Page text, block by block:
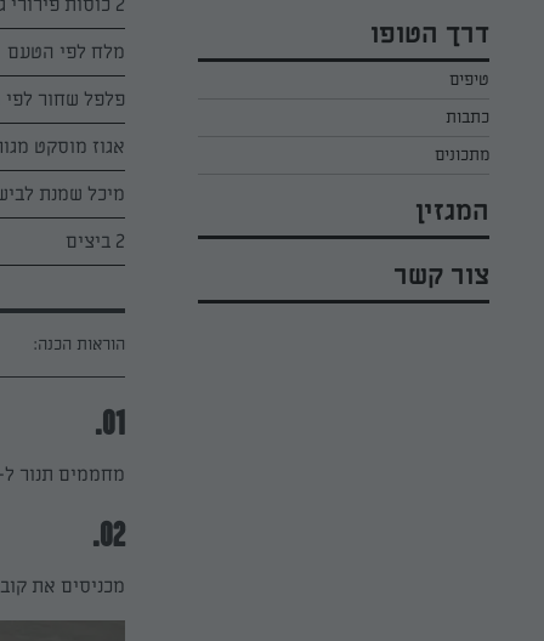
סלטים לפסח
עוגיות לפסח
קארין בנולול
מירי כהן
רובי מיכאל
דרך הטופו
טיפים
כתבות
מתכונים
המגזין
צור קשר
מלח לפי הטעם
פלפל שחור
אגוז מוסקט
מיכל שמנת
2 ביצים
הוראות הכנה:
01.
מחממים תנור ל-170
02.
מכניסים את קוביות